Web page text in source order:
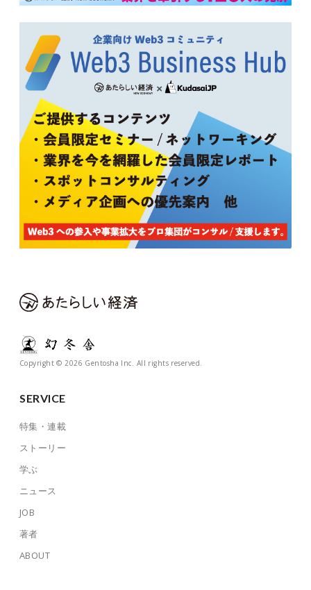
Copyright © 2026 Gentosha Inc. All rights reserved.
SERVICE
特集・連載
ストーリー
学ぶ
ニュース
JOB
著者
ABOUT